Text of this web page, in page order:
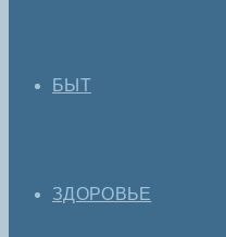
БЫТ
ЗДОРОВЬЕ